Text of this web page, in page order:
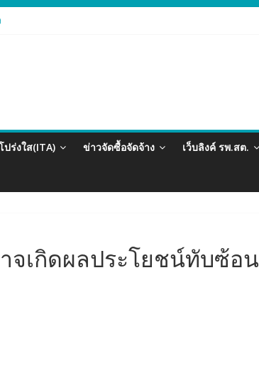
ร่งใส(ITA) ข่าวจัดซื้อจัดจ้าง เว็บลิงค์ รพ.สต.
จเกิดผลประโยชน์ทับซ้อน